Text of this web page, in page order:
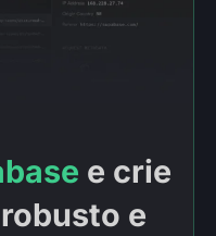
e crie
e